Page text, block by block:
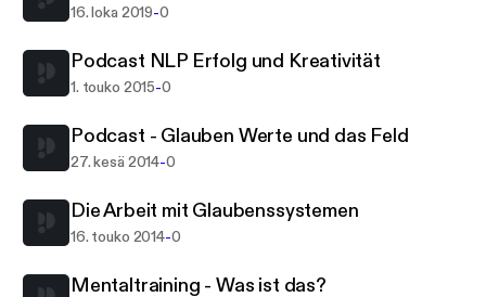
16. loka 2019-0
Podcast NLP Erfolg und Kreativität
1. touko 2015-0
Podcast - Glauben Werte und das Feld
27. kesä 2014-0
Die Arbeit mit Glaubenssystemen
16. touko 2014-0
Mentaltraining - Was ist das?